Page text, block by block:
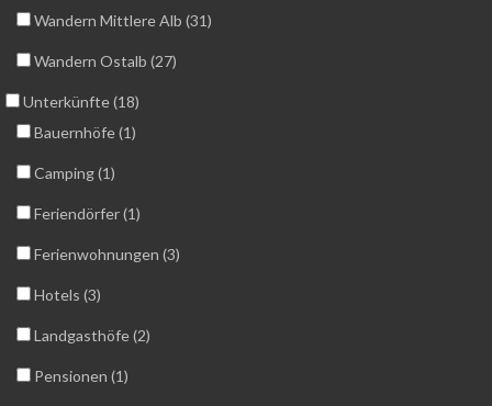
Wandern Mittlere Alb (31)
Wandern Ostalb (27)
Unterkünfte (18)
Bauernhöfe (1)
Camping (1)
Feriendörfer (1)
Ferienwohnungen (3)
Hotels (3)
Landgasthöfe (2)
Pensionen (1)